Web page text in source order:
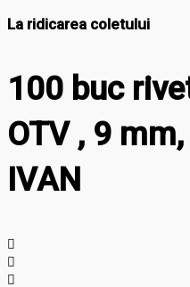
La ridicarea coletului
100 buc
OTV , 9
IVAN